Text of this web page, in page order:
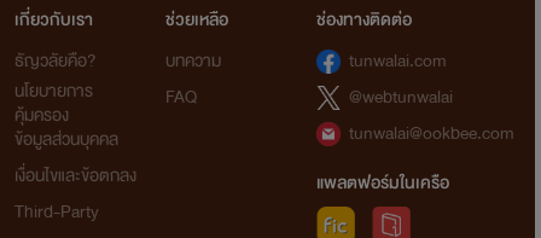
เกี่ยวกับเรา
ธัญวลัยคือ?
นโยบายการ
คุ้มครอง
ข้อมูลส่วนบุคคล
เงื่อนไขและข้อตกลง
Third-Party
ช่วยเหลือ
บทความ
FAQ
ช่องทางติดต่อ
tunwalai.com
@webtunwalai
tunwalai@ookbee.com
แพลตฟอร์มในเครือ